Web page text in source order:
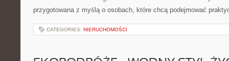
przygotowana z myślą o osobach, które chcą podejmować
CATEGORIES: NIERUCHOMOŚCI